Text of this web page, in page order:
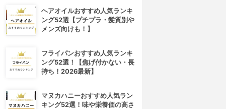
4位
ヘアオイルおすすめ人気ランキ
ング52選【プチプラ・髪質別や
メンズ向けも！】
フライパンおすすめ人気ランキ
ング52選！【焦げ付かない・長
持ち！2026最新】
マヌカハニーおすすめ人気ラン
キング52選！味や栄養価の高さ